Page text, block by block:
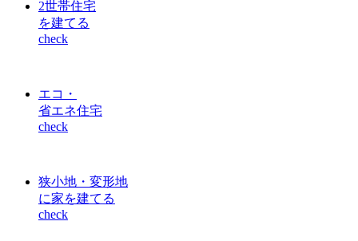
2世帯住宅
を建てる
check
エコ・
省エネ住宅
check
狭小地・変形地
に家を建てる
check